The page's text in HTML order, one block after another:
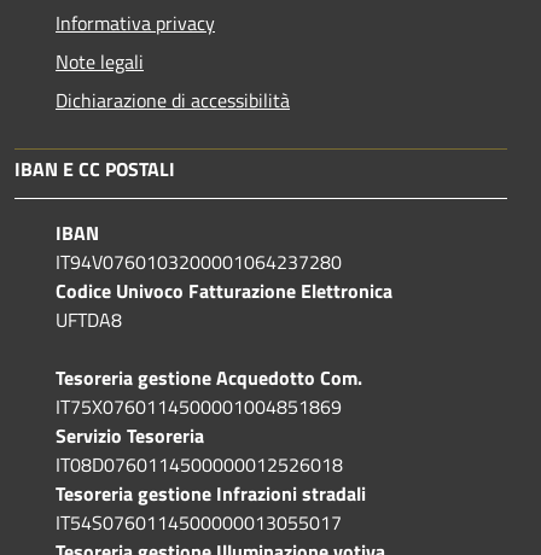
Informativa privacy
Note legali
Dichiarazione di accessibilità
IBAN E CC POSTALI
IBAN
IT94V0760103200001064237280
Codice Univoco Fatturazione Elettronica
UFTDA8
Tesoreria gestione Acquedotto Com.
IT75X0760114500001004851869
Servizio Tesoreria
IT08D0760114500000012526018
Tesoreria gestione Infrazioni stradali
IT54S0760114500000013055017